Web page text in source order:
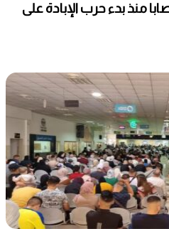
شهيدا و174,242 مصابا منذ بدء حرب الإبادة على